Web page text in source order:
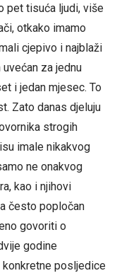
pet tisuća ljudi, više
otkako imamo
cjepivo i najblaži
za jednu
i jedan mjesec. To
Zato danas djeluju
strogih
imale nikakvog
ne onakvog
kao i njihovi
često popločan
govoriti o
godine
posljedice